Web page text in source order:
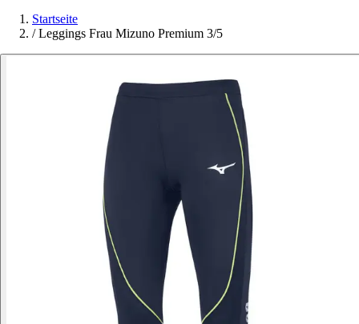
Startseite
/ Leggings Frau Mizuno Premium 3/5